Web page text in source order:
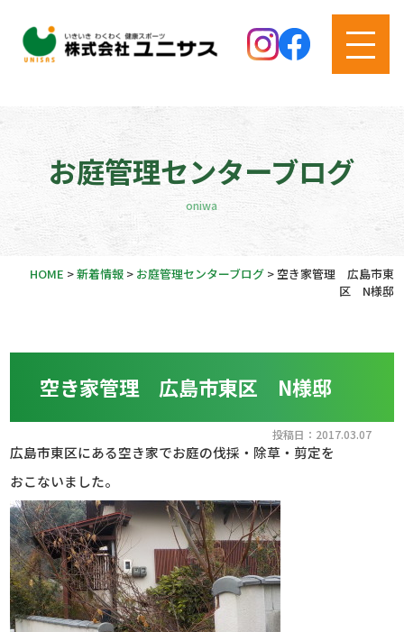
お庭管理センターブログ
oniwa
HOME >新着情報> お庭管理センターブログ> 空き家管理 広島市東
区 N様邸
空き家管理 広島市東区 N様邸
投稿日：2017.03.07
広島市東区にある空き家でお庭の伐採・除草・剪定を
おこないました。